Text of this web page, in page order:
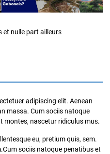
et nulle part ailleurs
adipiscing elit. Aenean
massa. Cum sociis natoque
montes, nascetur ridiculus mus.
eu, pretium quis, sem.
sociis natoque penatibus et